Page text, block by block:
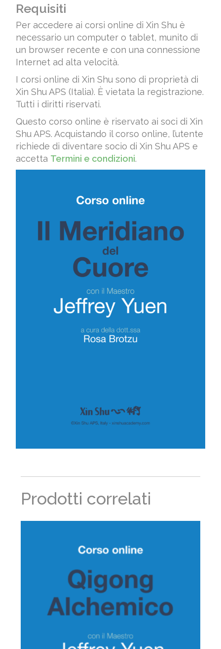
Requisiti
Per accedere ai corsi online di Xin Shu è
necessario un computer o tablet, munito di
un browser recente e con una connessione
Internet ad alta velocità.
I corsi online di Xin Shu sono di proprietà di
Xin Shu APS (Italia). È vietata la registrazione.
Tutti i diritti riservati.
Questo corso online è riservato ai soci di Xin
Shu APS. Acquistando il corso online, l’utente
richiede di diventare socio di Xin Shu APS e
accetta Termini e condizioni.
Prodotti correlati